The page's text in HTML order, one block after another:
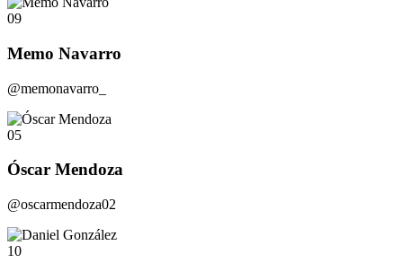
09
Memo Navarro
@memonavarro_
05
Óscar Mendoza
@oscarmendoza02
10